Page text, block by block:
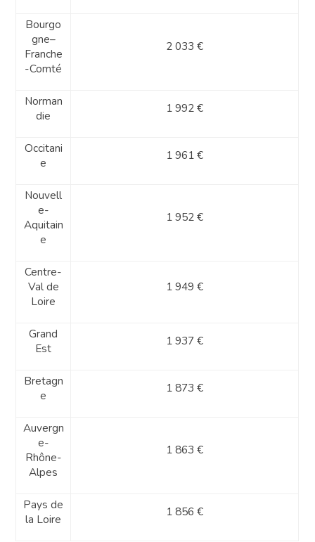
Bourgo
gne–
Franche
-Comté
2 033 €
Norman
die
1 992 €
Occitani
e
1 961 €
Nouvell
e-
Aquitain
e
1 952 €
Centre-
Val de
Loire
1 949 €
Grand
Est
1 937 €
Bretagn
e
1 873 €
Auvergn
e-
Rhône-
Alpes
1 863 €
Pays de
la Loire
1 856 €